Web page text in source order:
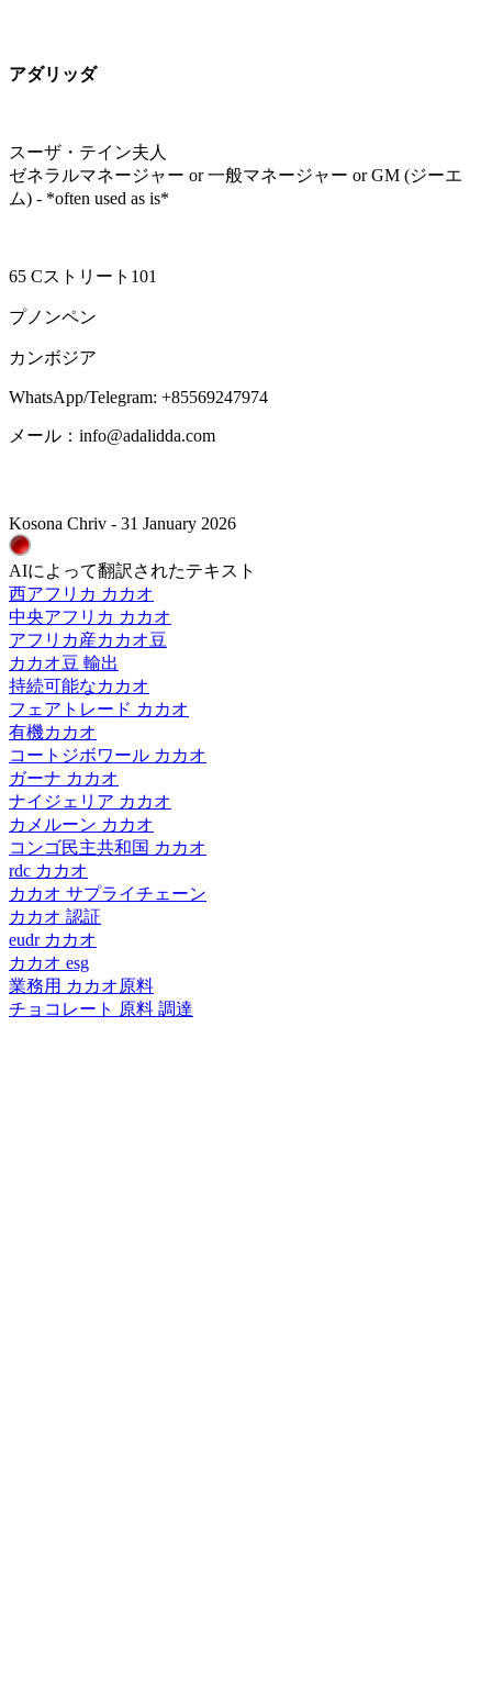
アダリッダ
スーザ・テイン夫人
ゼネラルマネージャー or 一般マネージャー or GM (ジーエ
ム) - *often used as is*
65 Cストリート101
プノンペン
カンボジア
WhatsApp/Telegram: +85569247974
メール：info@adalidda.com
Kosona Chriv - 31 January 2026
AIによって翻訳されたテキスト
西アフリカ カカオ
中央アフリカ カカオ
アフリカ産カカオ豆
カカオ豆 輸出
持続可能なカカオ
フェアトレード カカオ
有機カカオ
コートジボワール カカオ
ガーナ カカオ
ナイジェリア カカオ
カメルーン カカオ
コンゴ民主共和国 カカオ
rdc カカオ
カカオ サプライチェーン
カカオ 認証
eudr カカオ
カカオ esg
業務用 カカオ原料
チョコレート 原料 調達